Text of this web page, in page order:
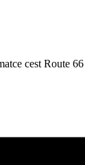
cest Route